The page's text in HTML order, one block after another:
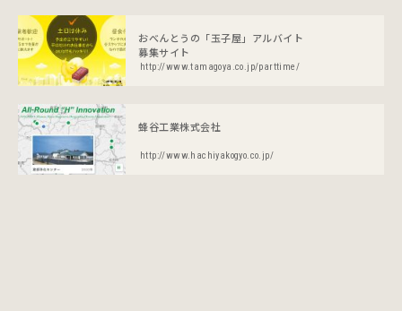
おべんとうの「玉子屋」アルバイト
募集サイト
http://www.tamagoya.co.jp/parttime/
蜂谷工業株式会社
http://www.hachiyakogyo.co.jp/